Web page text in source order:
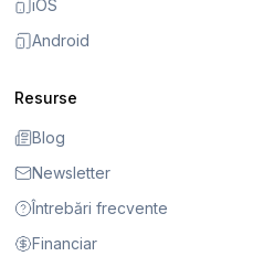
iOS
Android
Resurse
Blog
Newsletter
Întrebări frecvente
Financiar